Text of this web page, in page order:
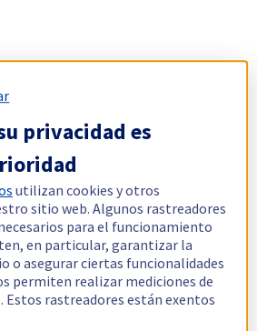
privacidad es
utilizan cookies y otros
sitio web. Algunos rastreadores
para el funcionamiento
en particular, garantizar la
o asegurar ciertas funcionalidades
permiten realizar mediciones de
Estos rastreadores están exentos